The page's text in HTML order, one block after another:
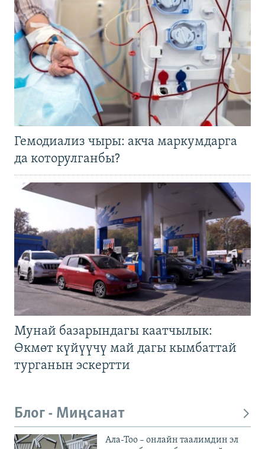
Гемодиализ чыры: акча маркумдарга
да которулганбы?
Мунай базарындагы каатчылык:
Өкмөт күйүүчү май дагы кымбаттай
турганын эскертти
Блог - Миңсанат
Ала-Тоо – онлайн таалимдин эл